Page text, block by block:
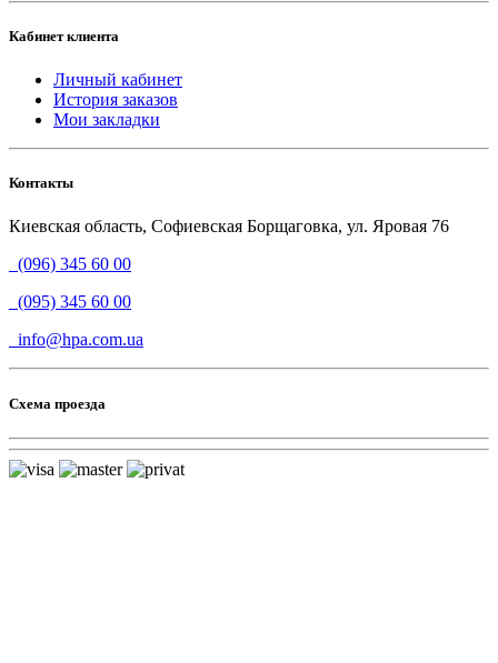
Кабинет клиента
Личный кабинет
История заказов
Мои закладки
Контакты
Киевская область, Софиевская Борщаговка, ул. Яровая 76
(096) 345 60 00
(095) 345 60 00
info@hpa.com.ua
Схема проезда